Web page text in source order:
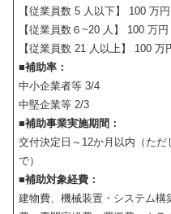
【従業員数 5 人以下】 100 万
【従業員数６~20 人】 100 万
【従業員数 21 人以上】 100 万
■補助率：
中小企業者等 3/4
中堅企業等 2/3
■補助事業実施期間：
交付決定日～12か月以内（た
で）
■補助対象経費：
建物費、機械装置・システム構